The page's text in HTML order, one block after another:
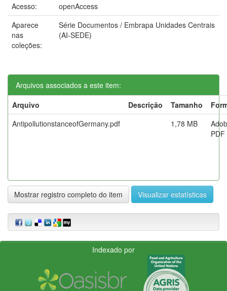
Acesso:
openAccess
Aparece
nas
coleções:
Série Documentos / Embrapa Unidades Centrais
(AI-SEDE)
Arquivos associados a este item:
Arquivo
Descrição Tamanho
AntipollutionstanceofGermany.pdf
1,78 MB
PDF
Mostrar registro completo do item Visualizar estatísticas
Indexado por